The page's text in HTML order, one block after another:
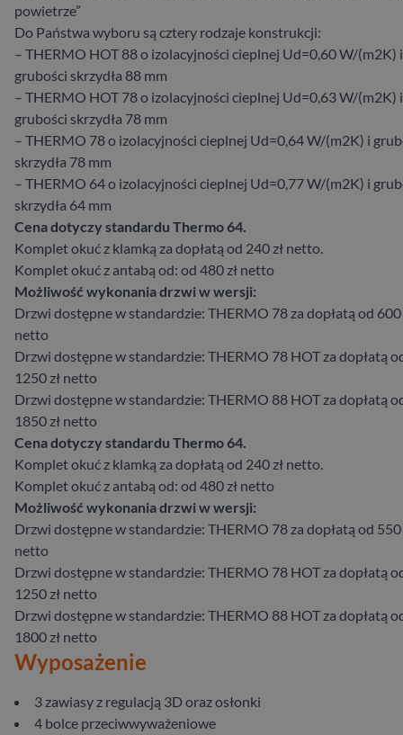
powietrze”
Do Państwa wyboru są cztery rodzaje konstrukcji:
– THERMO HOT 88 o izolacyjności cieplnej Ud=0,60 W/(m2K) i
grubości skrzydła 88 mm
– THERMO HOT 78 o izolacyjności cieplnej Ud=0,63 W/(m2K) i
grubości skrzydła 78 mm
– THERMO 78 o izolacyjności cieplnej Ud=0,64 W/(m2K) i
skrzydła 78 mm
– THERMO 64 o izolacyjności cieplnej Ud=0,77 W/(m2K) i
skrzydła 64 mm
Cena dotyczy standardu Thermo 64.
Komplet okuć z klamką za dopłatą od 240 zł netto.
Komplet okuć z antabą od: od 480 zł netto
Możliwość wykonania drzwi w wersji:
Drzwi dostępne w standardzie: THERMO 78 za dopłatą od 600
netto
Drzwi dostępne w standardzie: THERMO 78 HOT za dopłatą
1250 zł netto
Drzwi dostępne w standardzie: THERMO 88 HOT za dopłatą
1850 zł netto
Cena dotyczy standardu Thermo 64.
Komplet okuć z klamką za dopłatą od 240 zł netto.
Komplet okuć z antabą od: od 480 zł netto
Możliwość wykonania drzwi w wersji:
Drzwi dostępne w standardzie: THERMO 78 za dopłatą od 550
netto
Drzwi dostępne w standardzie: THERMO 78 HOT za dopłatą
1250 zł netto
Drzwi dostępne w standardzie: THERMO 88 HOT za dopłatą
1800 zł netto
Wyposażenie
3 zawiasy z regulacją 3D oraz osłonki
4 bolce przeciwwyważeniowe